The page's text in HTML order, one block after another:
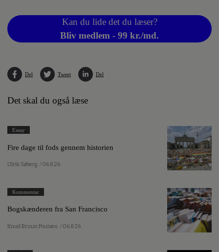
Kan du lide det du læser?
Bliv medlem - 99 kr./md.
Del Tweet Del
Det skal du også læse
Essay
Fire dage til fods gennem historien
Ulrik Søberg / 06.8.26
Kommentar
Bogskænderen fra San Francisco
Knud Bruun Poulsen / 06.8.26